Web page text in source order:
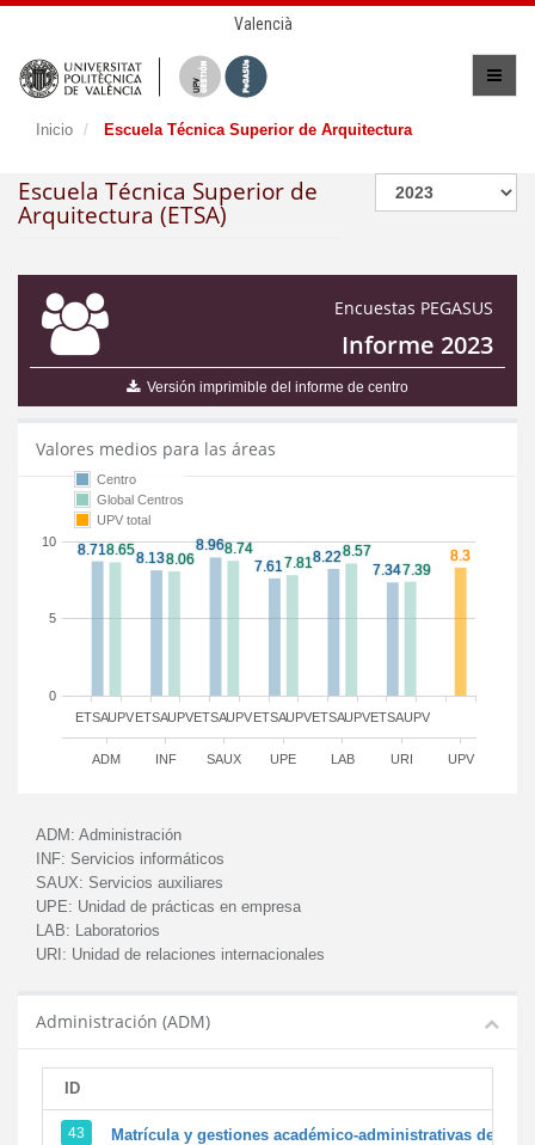
Valencià
Inicio Escuela Técnica Superior de Arquitectura
Escuela Técnica Superior de
Arquitectura (ETSA)
Encuestas PEGASUS
Informe 2023
Versión imprimible del informe de centro
Valores medios para las áreas
ETSA ETSA ETSA ETSA ETSA ETSA
UPV UPV UPV UPV UPV UPV
ADM INF SAUX UPE LAB URI UPV
0
5
10
Centro
Global Centros
UPV total
ADM: Administración
INF: Servicios informáticos
SAUX: Servicios auxiliares
UPE: Unidad de prácticas en empresa
LAB: Laboratorios
URI: Unidad de relaciones internacionales
Administración (ADM)
ID
43 Matrícula y gestiones académico-administrativas de la